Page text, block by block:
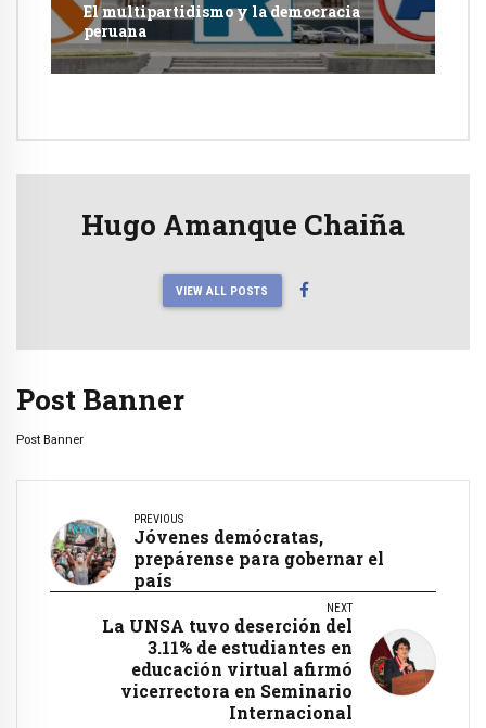
El multipartidismo y la democracia
peruana
Hugo Amanque Chaiña
VIEW ALL POSTS
Post Banner
Post Banner
PREVIOUS
Jóvenes demócratas,
prepárense para gobernar el
país
NEXT
La UNSA tuvo deserción del
3.11% de estudiantes en
educación virtual afirmó
vicerrectora en Seminario
Internacional